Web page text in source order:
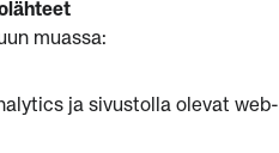
muassa:
ja sivustolla olevat